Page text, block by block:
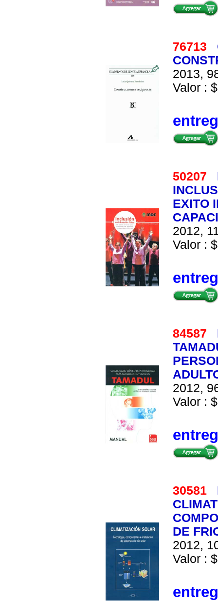
76713
2013,
Valor :
50207
EXITO
2012,
Valor :
84587
2012,
Valor :
30581
DE
2012,
Valor :